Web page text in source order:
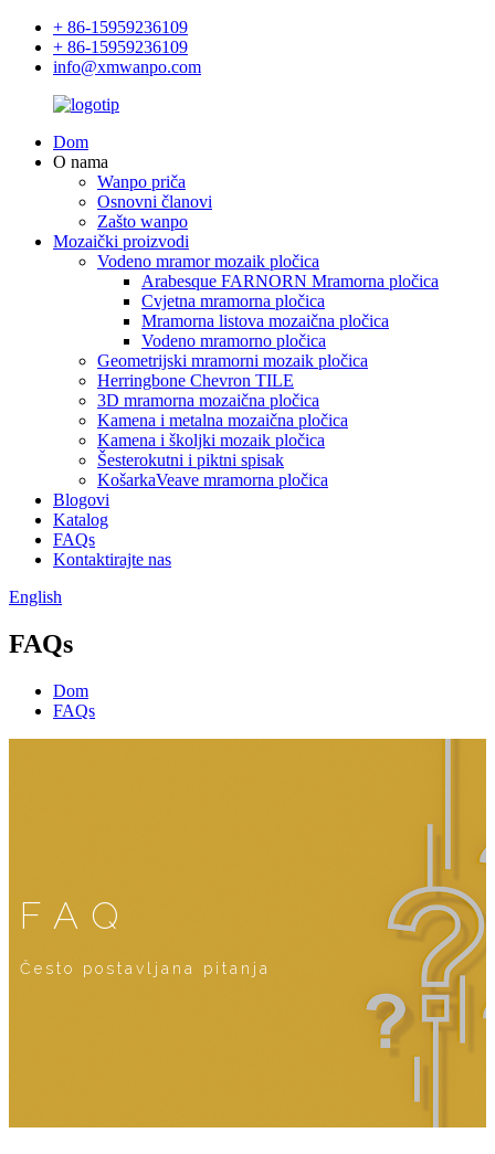
+ 86-15959236109
+ 86-15959236109
info@xmwanpo.com
Dom
O nama
Wanpo priča
Osnovni članovi
Zašto wanpo
Mozaički proizvodi
Vodeno mramor mozaik pločica
Arabesque FARNORN Mramorna pločica
Cvjetna mramorna pločica
Mramorna listova mozaična pločica
Vodeno mramorno pločica
Geometrijski mramorni mozaik pločica
Herringbone Chevron TILE
3D mramorna mozaična pločica
Kamena i metalna mozaična pločica
Kamena i školjki mozaik pločica
Šesterokutni i piktni spisak
KošarkaVeave mramorna pločica
Blogovi
Katalog
FAQs
Kontaktirajte nas
English
FAQs
Dom
FAQs
FAQ
Često postavljana pitanja